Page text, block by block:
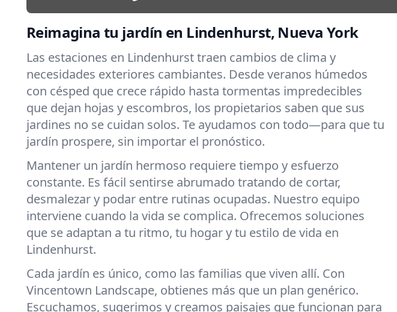
Reimagina tu jardín en Lindenhurst, Nueva York
Las estaciones en Lindenhurst traen cambios de clima y
necesidades exteriores cambiantes. Desde veranos húmedos
con césped que crece rápido hasta tormentas impredecibles
que dejan hojas y escombros, los propietarios saben que sus
jardines no se cuidan solos. Te ayudamos con todo—para que tu
jardín prospere, sin importar el pronóstico.
Mantener un jardín hermoso requiere tiempo y esfuerzo
constante. Es fácil sentirse abrumado tratando de cortar,
desmalezar y podar entre rutinas ocupadas. Nuestro equipo
interviene cuando la vida se complica. Ofrecemos soluciones
que se adaptan a tu ritmo, tu hogar y tu estilo de vida en
Lindenhurst.
Cada jardín es único, como las familias que viven allí. Con
Vincentown Landscape, obtienes más que un plan genérico.
Escuchamos, sugerimos y creamos paisajes que funcionan para